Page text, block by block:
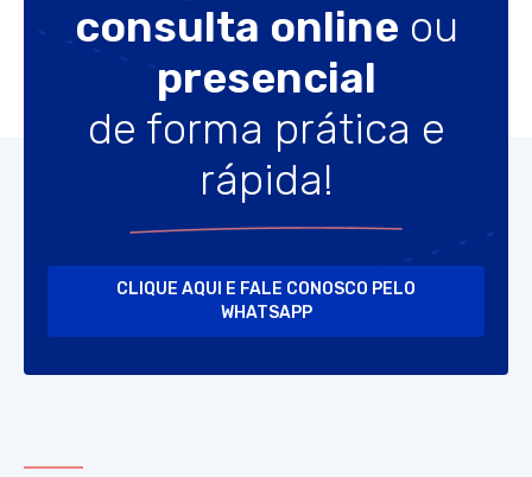
consulta online ou
presencial
de forma prática e
rápida!
CLIQUE AQUI E FALE CONOSCO PELO
WHATSAPP